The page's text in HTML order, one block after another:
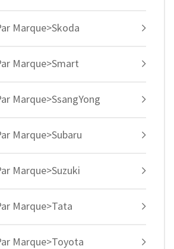
Marque>Skoda
Marque>Smart
Marque>SsangYong
Marque>Subaru
Marque>Suzuki
Marque>Tata
Marque>Toyota